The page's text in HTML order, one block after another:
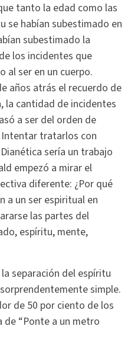
tanto la edad como las
se habían subestimado en
subestimado la
los incidentes que
al ser en un cuerpo.
años atrás el recuerdo de
la cantidad de incidentes
a ser del orden de
Intentar tratarlos con
sería un trabajo
empezó a mirar el
diferente: ¿Por qué
a un ser espiritual en
las partes del
espíritu, mente,
separación del espíritu
simple.
de 50 por ciento de los
de “Ponte a un metro